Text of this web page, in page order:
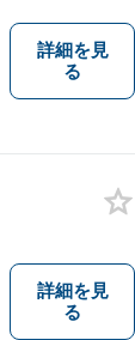
詳細を見
る
詳細を見
る